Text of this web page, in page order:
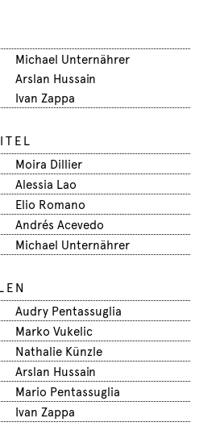
Michael Unternährer
Arslan Hussain
Ivan Zappa
Moira Dillier
Alessia Lao
Elio Romano
Andrés Acevedo
Michael Unternährer
Audry Pentassuglia
Marko Vukelic
Nathalie Künzle
Arslan Hussain
Mario Pentassuglia
Ivan Zappa